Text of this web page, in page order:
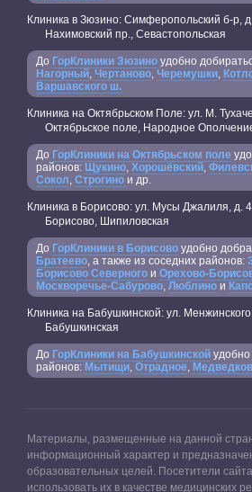
Клиника в Зюзино: Симферопольский б-р,
Нахимовский пр., Севастопольская
До ГорКлиники Зюзино удобно
Нагорный Чертаново Черемушки
Варшавского ш.
Клиника на Октябрьском Поле: ул. М.
Октябрьское поле, Народное
До ГорКлиники на Октябрьском поле
районов: Щукино Хорошёвский
Сокол Строгино и др.
Клиника в Борисово: ул. Мусы Джалиля, д.
Борисово, Шипиловская
До ГорКлиники в Борисово удобно
Братеево , а также из соседних районов:
Борисово Северного и Орехово-
Москворечье-Сабурово Люблино и
Клиника на Бабушкинской: ул.
Бабушкинская
До ГорКлиники на Бабушкинской удобно
районов: Мытищи Отрадное
Материалы, размещенные на данной
информационный характер и
образовательных целей. Посетители
использовать их в качестве медицинских